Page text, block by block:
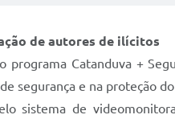
de autores de ilícitos
programa Catanduva +
segurança e na proteção
sistema de